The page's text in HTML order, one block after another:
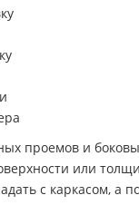
проемов и
или
с каркасом, а